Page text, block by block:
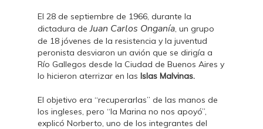
El 28 de septiembre de 1966, durante la
dictadura deJuan Carlos Onganía, un grupo
de 18 jóvenes de la resistencia y la juventud
peronista desviaron un avión que se dirigía a
Río Gallegos desde la Ciudad de Buenos Aires y
lo hicieron aterrizar en las Islas Malvinas.
El objetivo era “recuperarlas” de las manos de
los ingleses, pero “la Marina no nos apoyó”,
explicó Norberto, uno de los integrantes del